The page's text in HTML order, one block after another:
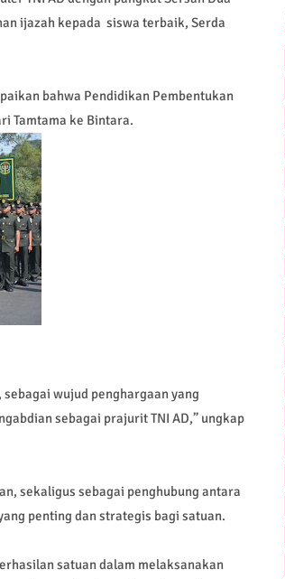
ijazah kepada siswa terbaik, Serda
bahwa Pendidikan Pembentukan
Tamtama ke Bintara.
wujud penghargaan yang
sebagai prajurit TNI AD,” ungkap
sekaligus sebagai penghubung antara
penting dan strategis bagi satuan.
satuan dalam melaksanakan